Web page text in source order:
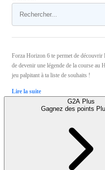
Forza Horizon 6 te permet de découvrir
de devenir une légende de la course au
jeu palpitant à ta liste de souhaits !
Lire la suite
G2A Plus
Gagnez des points